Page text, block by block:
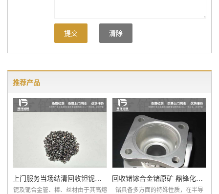
提交 清除
推荐产品
上门服务当场结清回收钽铌含铌废料
铌及铌合金管、棒、丝材由于其高熔
回收锗镓合金锗原矿 鼎锋化工终端工厂
锗具备多方面的特殊性质，在半导